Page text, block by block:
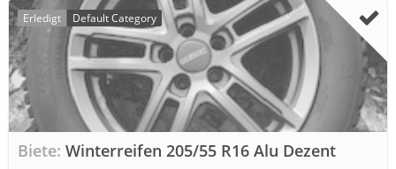
Erledigt Default Category
Biete Winterreifen 205/55 R16 Alu Dezent